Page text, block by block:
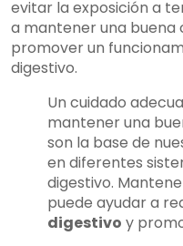
evitar la exposición a
a mantener una buena
promover un
digestivo.
Un cuidado
mantener una
son la base de
en diferentes
digestivo.
puede ayudar a
digestivo y